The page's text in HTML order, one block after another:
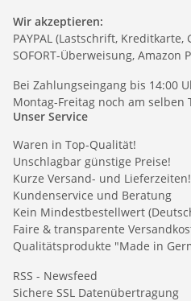
Wir akzeptieren:
PAYPAL (Lastschrift,
SOFORT-Überweisung, Amazon
Bei Zahlungseingang bis 14:00
Montag-Freitag noch am selben
Unser Service
Waren in Top-Qualität!
Unschlagbar günstige Preise!
Kurze Versand- und Lieferzeiten!
Kundenservice und Beratung
Kein Mindestbestellwert
Faire & transparente
Qualitätsprodukte "Made in
RSS - Newsfeed
Sichere SSL Datenübertragung